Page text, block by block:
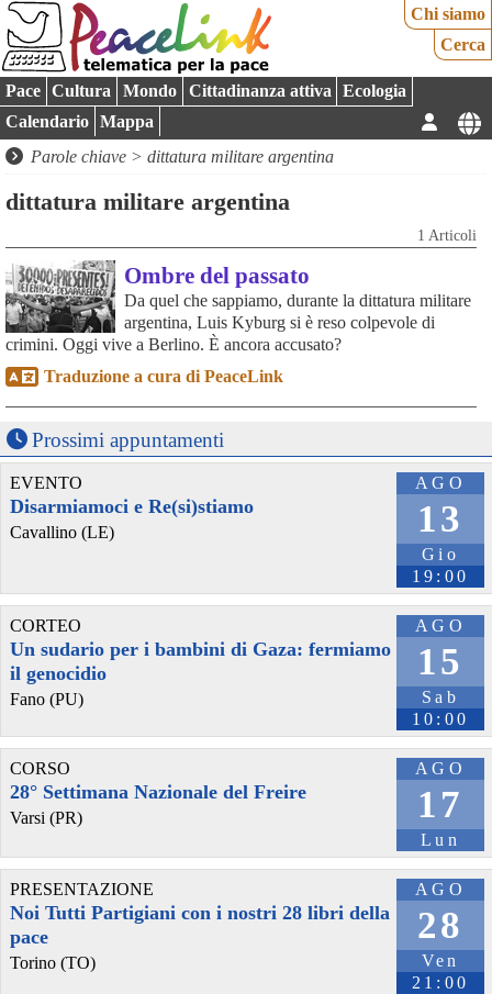
Chi siamo
Cerca
Pace Cultura Mondo Cittadinanza attiva
Ecologia
Calendario
Mappa
Parole chiave > dittatura militare argentina
dittatura militare argentina
1 Articoli
Ombre del passato
Da quel che sappiamo, durante la dittatura militare
argentina, Luis Kyburg si è reso colpevole di
crimini. Oggi vive a Berlino. È ancora accusato?
Traduzione a cura di PeaceLink
Prossimi appuntamenti
AGO
13
Gio
19:00
EVENTO
Disarmiamoci e Re(si)stiamo
Cavallino (LE)
AGO
15
Sab
10:00
CORTEO
Un sudario per i bambini di Gaza: fermiamo
il genocidio
Fano (PU)
AGO
17
Lun
CORSO
28° Settimana Nazionale del Freire
Varsi (PR)
AGO
28
Ven
21:00
PRESENTAZIONE
Noi Tutti Partigiani con i nostri 28 libri della
pace
Torino (TO)